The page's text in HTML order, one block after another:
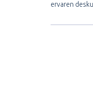
ervaren